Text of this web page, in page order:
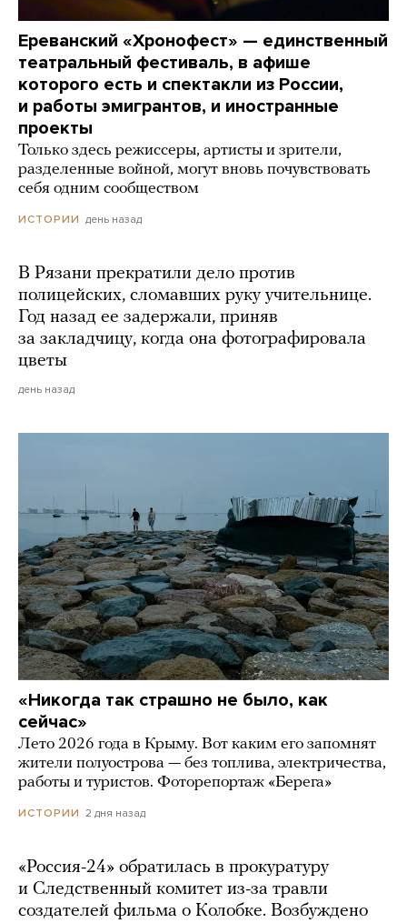
Ереванский «Хронофест» — единственный
театральный фестиваль, в афише
которого есть и спектакли из России,
и работы эмигрантов, и иностранные
проекты
Только здесь режиссеры, артисты и зрители,
разделенные войной, могут вновь почувствовать
себя одним сообществом
ИСТОРИИ день назад
В Рязани прекратили дело против
полицейских, сломавших руку учительнице.
Год назад ее задержали, приняв
за закладчицу, когда она фотографировала
цветы
день назад
«Никогда так страшно не было, как
сейчас»
Лето 2026 года в Крыму. Вот каким его запомнят
жители полуострова — без топлива, электричества,
работы и туристов. Фоторепортаж «Берега»
ИСТОРИИ 2 дня назад
«Россия-24» обратилась в прокуратуру
и Следственный комитет из-за травли
создателей фильма о Колобке. Возбуждено